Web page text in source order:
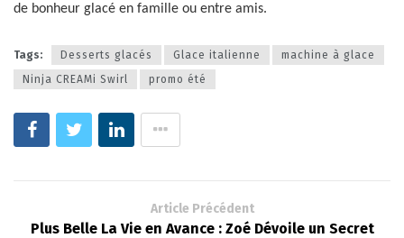
de bonheur glacé en famille ou entre amis.
Tags: Desserts glacés Glace italienne
machine à glace
Ninja CREAMi Swirl
promo été
Article Précédent
Plus Belle La Vie en Avance : Zoé Dévoile un Secret